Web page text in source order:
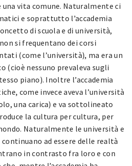
vita comune. Naturalmente ci
e soprattutto l’accademia
di scuola e di università,
si frequentano dei corsi
(come l’università), ma era un
(cioè nessuno prevaleva sugli
piano). Inoltre l’accademia
come invece aveva l’università
una carica) e va sottolineato
la cultura per cultura, per
Naturalmente le università e
ad essere delle realtà
in contrasto fra loro e con